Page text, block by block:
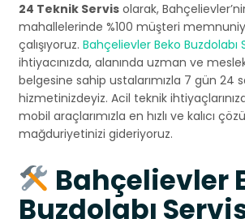
24 Teknik Servis olarak,
mahallelerinde %100 müşteri
çalışıyoruz. Bahçelievler Beko Buzdolabı
ihtiyacınızda, alanında uzman ve
belgesine sahip ustalarımızla 7 gün 24
hizmetinizdeyiz. Acil teknik
mobil araçlarımızla en hızlı ve kalıcı
mağduriyetinizi gideriyoruz.
Bahçelievler
Buzdolabı